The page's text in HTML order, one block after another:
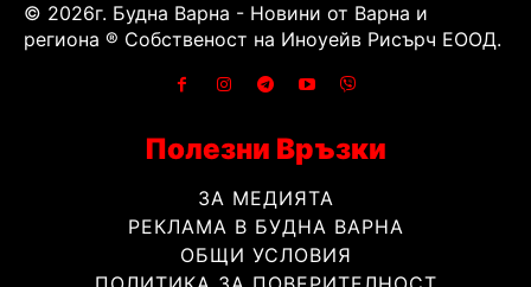
© 2026г. Будна Варна - Новини от Варна и
региона ® Собственост на Иноуейв Рисърч ЕООД.
Полезни Връзки
ЗА МЕДИЯТА
РЕКЛАМА В БУДНА ВАРНА
ОБЩИ УСЛОВИЯ